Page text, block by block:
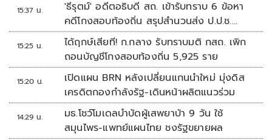
15:37 น.
'ธีรุตม์' อดีตอธิบดี สถ. เข้ารับทราบ 6 ข้อหา
คดีโกงสอบท้องถิ่น สรุปสำนวนส่ง ป.ป.ช.
สัปดาห์หน้า
15:25 น.
ได้ฤกษ์เสียที! ก.กลาง รับทราบมติ กสถ. เพิก
ถอนบัญชีโกงสอบท้องถิ่น 5,925 ราย
15:20 น.
เปิดแผน BRN หลังเปลี่ยนแกนนำใหม่ มุ่งดิส
เครดิตกองกำลังรัฐ-เดินหน้าผลิตแนวร่วม
14:29 น.
มธ.โชว์โมเดลบำบัดผู้เสพยาบ้า 9 วัน ใช้
สมุนไพร-แพทย์แผนไทย ชงรัฐขยายผล